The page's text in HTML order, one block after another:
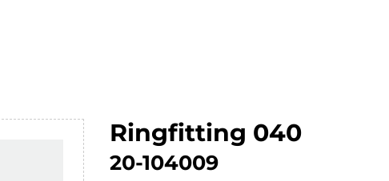
Ringfitting 040
20-104009